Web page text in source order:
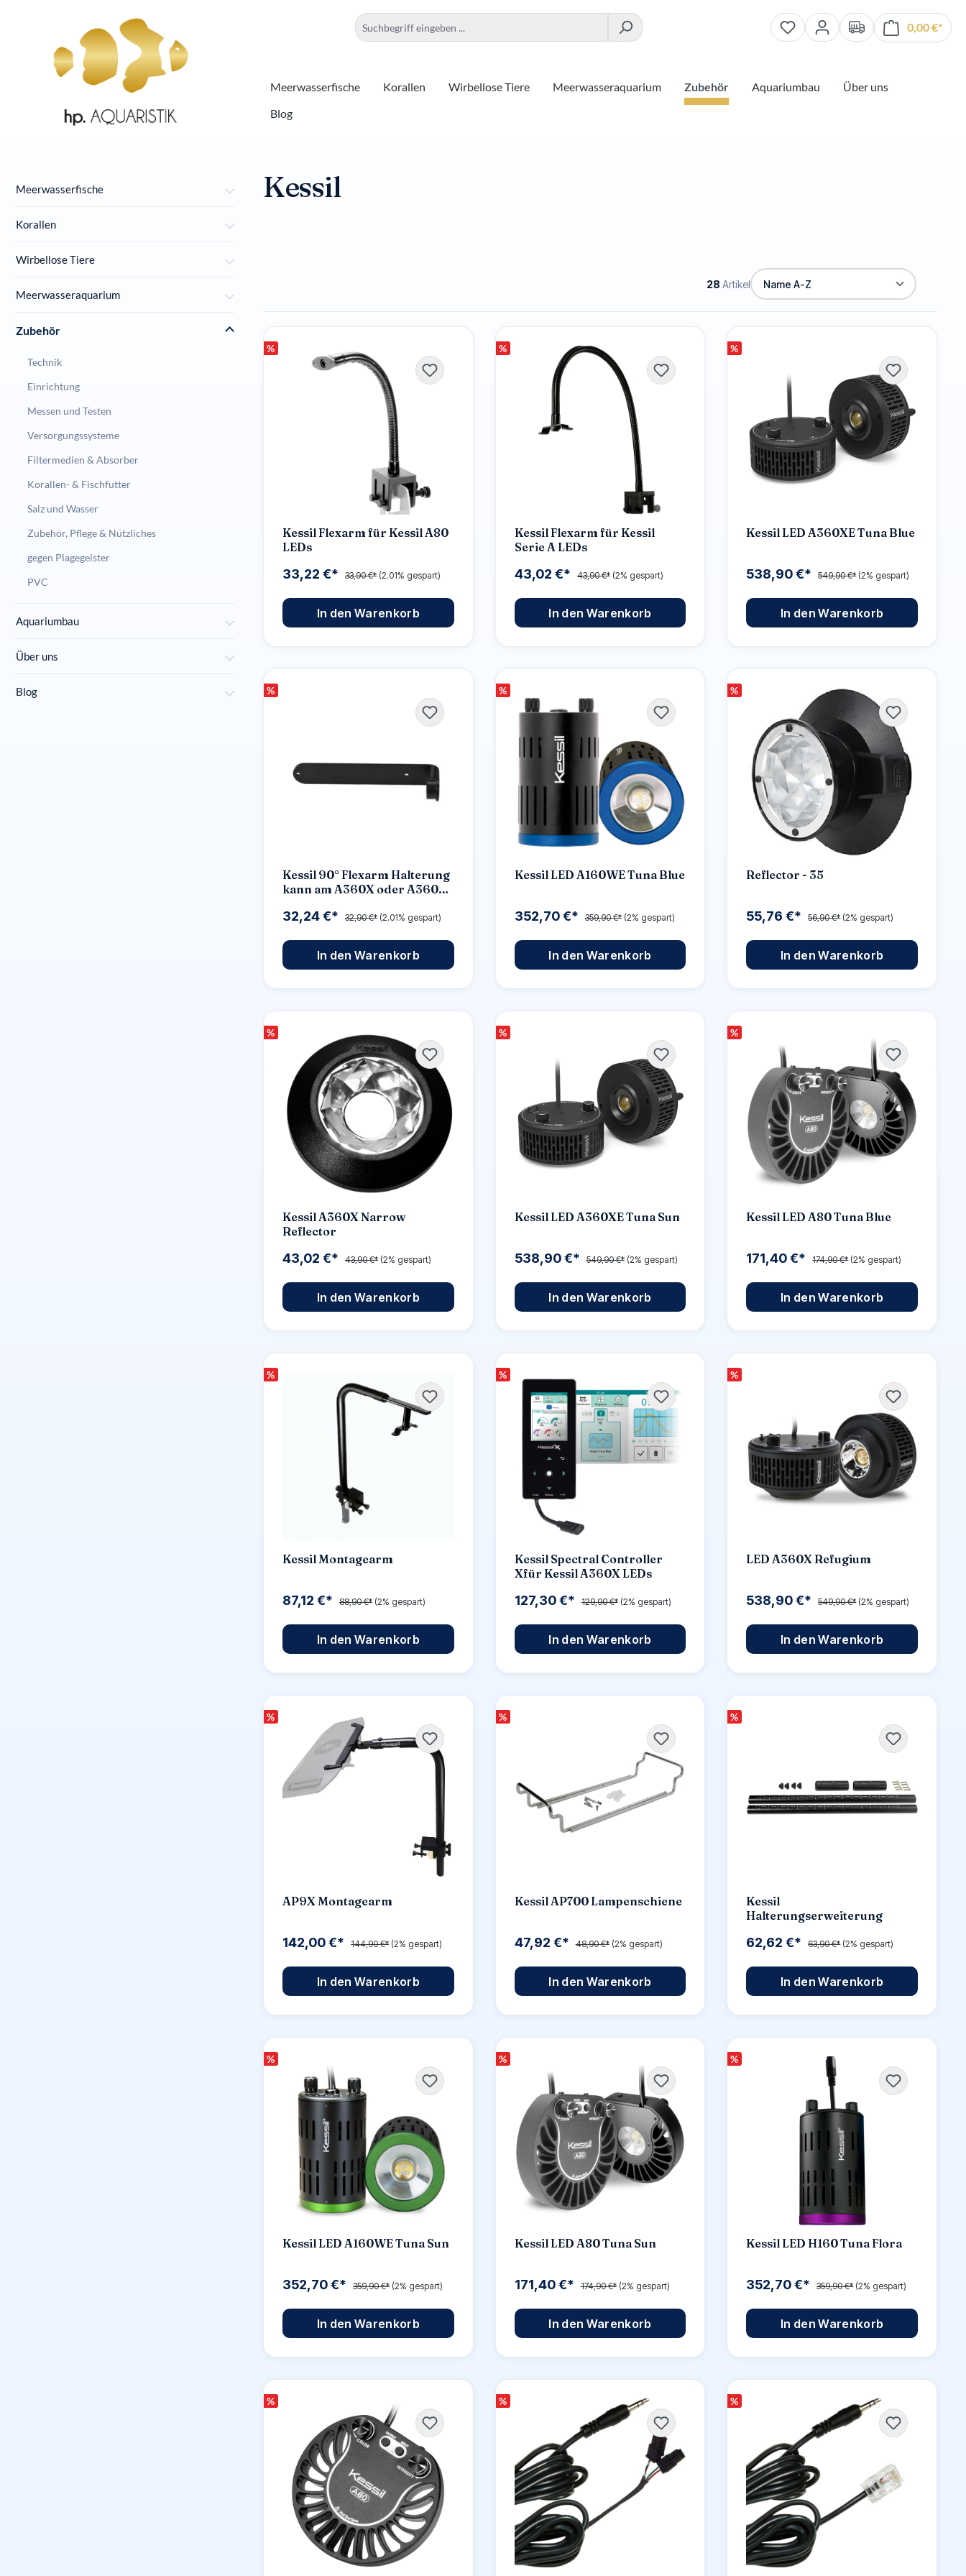
Zur Hauptnavigation springen
0,00 €*
Meerwasserfische Korallen Wirbellose Tiere Meerwasseraquarium Zubehör Aquariumbau
Über uns
Blog
Meerwasserfische
Korallen
Wirbellose Tiere
Meerwasseraquarium
Zubehör
Technik
Einrichtung
Messen und Testen
Versorgungssysteme
Filtermedien & Absorber
Korallen- & Fischfutter
Salz und Wasser
Zubehör, Pflege & Nützliches
gegen Plagegeister
PVC
Aquariumbau
Über uns
Blog
Kessil
28 Artikel
%
Kessil Flexarm für Kessil A80
LEDs
33,22 €* 33,90 €* (2.01% gespart)
In den Warenkorb
%
Kessil Flexarm für Kessil
Serie A LEDs
43,02 €* 43,90 €* (2% gespart)
In den Warenkorb
%
Kessil LED A360XE Tuna Blue
538,90 €* 549,90 €* (2% gespart)
In den Warenkorb
%
Kessil 90° Flexarm Halterung
kann am A360X oder A360
installiert werden.
32,24 €* 32,90 €* (2.01% gespart)
In den Warenkorb
%
Kessil LED A160WE Tuna Blue
352,70 €* 359,90 €* (2% gespart)
In den Warenkorb
%
Reflector - 35
55,76 €* 56,90 €* (2% gespart)
In den Warenkorb
%
Kessil A360X Narrow
Reflector
43,02 €* 43,90 €* (2% gespart)
In den Warenkorb
%
Kessil LED A360XE Tuna Sun
538,90 €* 549,90 €* (2% gespart)
In den Warenkorb
%
Kessil LED A80 Tuna Blue
171,40 €* 174,90 €* (2% gespart)
In den Warenkorb
%
Kessil Montagearm
87,12 €* 88,90 €* (2% gespart)
In den Warenkorb
%
Kessil Spectral Controller
Xfür Kessil A360X LEDs
127,30 €* 129,90 €* (2% gespart)
In den Warenkorb
%
LED A360X Refugium
538,90 €* 549,90 €* (2% gespart)
In den Warenkorb
%
AP9X Montagearm
142,00 €* 144,90 €* (2% gespart)
In den Warenkorb
%
Kessil AP700 Lampenschiene
47,92 €* 48,90 €* (2% gespart)
In den Warenkorb
%
Kessil
Halterungserweiterung
62,62 €* 63,90 €* (2% gespart)
In den Warenkorb
%
Kessil LED A160WE Tuna Sun
352,70 €* 359,90 €* (2% gespart)
In den Warenkorb
%
Kessil LED A80 Tuna Sun
171,40 €* 174,90 €* (2% gespart)
In den Warenkorb
%
Kessil LED H160 Tuna Flora
352,70 €* 359,90 €* (2% gespart)
In den Warenkorb
% % %